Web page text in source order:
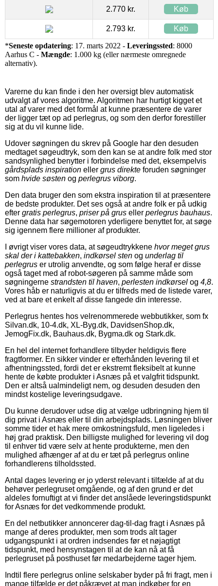
2.770 kr. Køb
2.793 kr. Køb
*Seneste opdatering: 17. marts 2022 - Leveringssted: 8000
Aarhus C - Mængde: 1.000 kg (eller nærmeste omregnede
alternativ).
Varerne du kan finde i den her oversigt blev automatisk
udvalgt af vores algoritme. Algoritmen har hurtigt kigget et
utal af varer med det formål at kunne præsentere de varer
der ligger tæt op ad perlegrus, og som den derfor forestiller
sig at du vil kunne lide.
Udover søgningen du skrev på Google har den desuden
medtaget søgeudtryk, som den kan se at andre folk med stor
sandsynlighed benytter i forbindelse med det, eksempelvis
gårdsplads inspiration eller grus direkte foruden søgninger
som hvide søsten og perlegrus viborg.
Den data bruger den som ekstra inspiration til at præsentere
de bedste produkter. Det ses også at andre folk er på udkig
efter gratis perlegrus, priser på grus eller perlegrus bauhaus.
Denne data har søgemotoren yderligere benyttet for, at søge
sig igennem flere millioner af produkter.
I øvrigt viser vores data, at søgeudtrykkene hvor meget grus
skal der i kattebakken, indkørsel sten og underlag til
perlegrus er utrolig anvendte, og som følge heraf er disse
også taget med af robot-søgeren på samme måde som
søgningerne strandsten til haven, perlesten indkørsel og 4,8.
Vores håb er naturligvis at du er tilfreds med de listede varer,
ved at bare et enkelt af disse fangede din interesse.
Perlegrus hentes hos velrenommerede webbutikker, som fx
Silvan.dk, 10-4.dk, XL-Byg.dk, DavidsenShop.dk,
JemogFix.dk, Bauhaus.dk, Bygma.dk og Stark.dk.
En hel del internet forhandlere tilbyder heldigvis flere
fragtformer. En sikker vinder er efterhånden levering til et
afhentningssted, fordi det er ekstremt fleksibelt at kunne
hente de købte produkter i Asnæs på et valgfrit tidspunkt.
Den er altså ualmindeligt nem, og desuden desuden den
mindst kostelige leveringsudgave.
Du kunne derudover udse dig at vælge udbringning hjem til
dig privat i Asnæs eller til din arbejdsplads. Løsningen bliver
somme tider et hak mere omkostningsfuld, men ligeledes i
høj grad praktisk. Den billigste mulighed for levering vil dog
til enhver tid være selv at hente produkterne, men den
mulighed afhænger af at du er tæt på perlegrus online
forhandlerens tilholdssted.
Antal dages levering er jo yderst relevant i tilfælde af at du
behøver perlegruset omgående, og af den grund er det
aldeles fornuftigt at vi finder det anslåede leveringstidspunkt
for Asnæs for det vedkommende produkt.
En del netbutikker annoncerer dag-til-dag fragt i Asnæs på
mange af deres produkter, men som trods alt tager
udgangspunkt i at ordren indsendes før et nøjagtigt
tidspunkt, med hensynstagen til at de kan nå at få
perlegruset på posthuset før medarbejderne tager hjem.
Indtil flere perlegrus online selskaber byder på fri fragt, men i
mange tilfælde er det påkrævet at man indkøber for en